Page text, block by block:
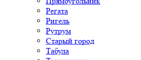
Регата
Ригель
Рутрум
Старый город
Табула